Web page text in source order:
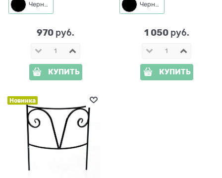
Черный
970 руб.
КУПИТЬ
Черный
1 050 руб.
КУПИТЬ
Новинка